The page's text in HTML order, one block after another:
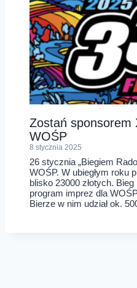
Zostań sponsorem
WOŚP
8 stycznia 2025
26 stycznia „Biegiem
WOŚP. W ubiegłym roku
blisko 23000 złotych. Bieg
program imprez dla
Bierze w nim udział ok.